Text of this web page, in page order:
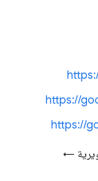
https://
https://
←